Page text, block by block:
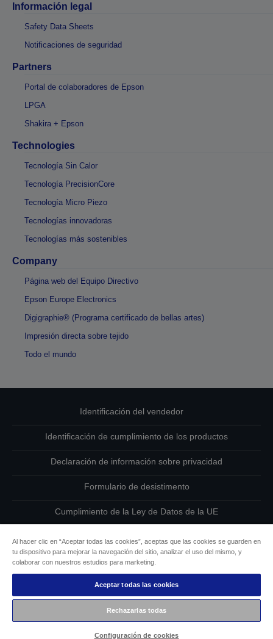
Información legal
Safety Data Sheets
Notificaciones de seguridad
Partners
Portal de colaboradores de Epson
LPGA
Shakira + Epson
Technologies
Tecnología Sin Calor
Tecnología PrecisionCore
Tecnología Micro Piezo
Tecnologías innovadoras
Tecnologías más sostenibles
Company
Página web del Equipo Directivo
Epson Europe Electronics
Digigraphie® (Programa certificado de bellas artes)
Impresión directa sobre tejido
Todo el mundo
Identificación del vendedor
Identificación de cumplimiento de los productos
Declaración de información sobre privacidad
Formulario de desistimento
Cumplimiento de la Ley de Datos de la UE
Información sobre cookies
Compromiso de accesibilidad de Epson
Copyright © 2026 Seiko Epson
Al hacer clic en “Aceptar todas las cookies”, aceptas que las cookies se guarden en
tu dispositivo para mejorar la navegación del sitio, analizar el uso del mismo, y
colaborar con nuestros estudios para marketing.
Aceptar todas las cookies
Rechazarlas todas
Configuración de cookies